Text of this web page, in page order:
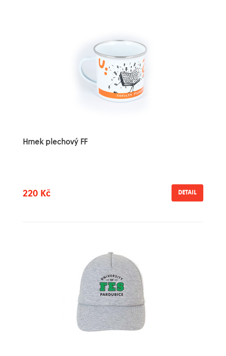
Hrnek plechový FF
220 Kč DETAIL